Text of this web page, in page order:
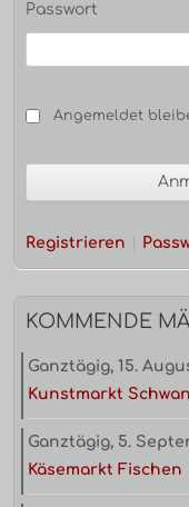
Passwort
Angemeldet
Registrieren
KOMMENDE
Ganztägig, 15.
Kunstmarkt
Ganztägig, 5.
Käsemarkt Fischen